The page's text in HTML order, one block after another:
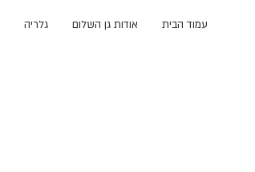
עמוד הבית אודות גן השלום גלריה